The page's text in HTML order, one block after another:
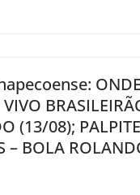
ONDE
(13/08);
– BOLA